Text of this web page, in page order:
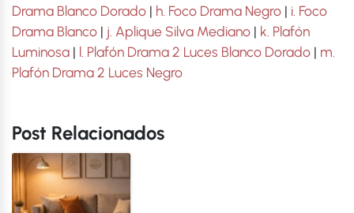
Drama Blanco Dorado | h. Foco Drama Negro | i. Foco
Drama Blanco | j. Aplique Silva Mediano | k. Plafón
Luminosa | l. Plafón Drama 2 Luces Blanco Dorado | m.
Plafón Drama 2 Luces Negro
Post Relacionados